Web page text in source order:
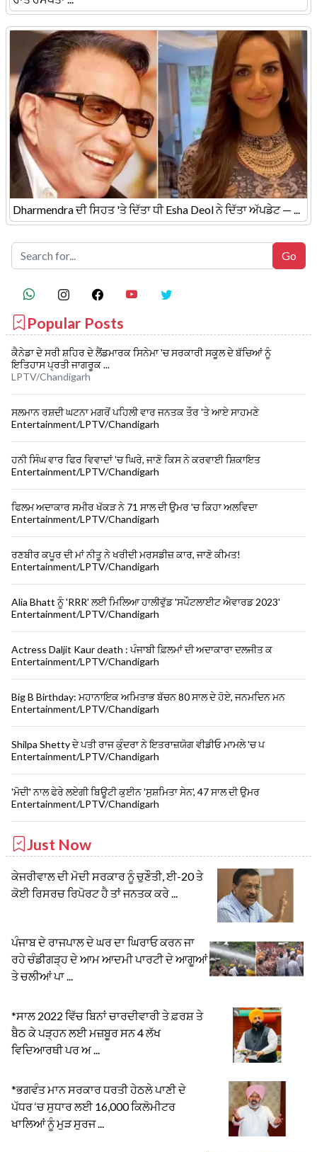
Dharmendra ਦੀ ਸਿਹਤ 'ਤੇ ਦਿੱਤਾ ਧੀ Esha Deol ਨੇ ਦਿੱਤਾ ਅੱਪਡੇਟ — ...
Popular Posts
ਕੈਨੇਡਾ ਦੇ ਸਰੀ ਸ਼ਹਿਰ ਦੇ ਲੈਂਡਮਾਰਕ ਸਿਨੇਮਾ 'ਚ ਸਰਕਾਰੀ ਸਕੂਲ ਦੇ ਬੱਚਿਆਂ ਨੂੰ
ਇਤਿਹਾਸ ਪ੍ਰਤੀ ਜਾਗਰੂਕ ...
LPTV/Chandigarh
ਸਲਮਾਨ ਰਸ਼ਦੀ ਘਟਨਾ ਮਗਰੋਂ ਪਹਿਲੀ ਵਾਰ ਜਨਤਕ ਤੌਰ 'ਤੇ ਆਏ ਸਾਹਮਣੇ
Entertainment/LPTV/Chandigarh
ਹਨੀ ਸਿੰਘ ਵਾਰ ਫਿਰ ਵਿਵਾਦਾਂ 'ਚ ਘਿਰੇ, ਜਾਣੋ ਕਿਸ ਨੇ ਕਰਵਾਈ ਸ਼ਿਕਾਇਤ
Entertainment/LPTV/Chandigarh
ਫਿਲਮ ਅਦਾਕਾਰ ਸਮੀਰ ਖੱਕੜ ਨੇ 71 ਸਾਲ ਦੀ ਉਮਰ 'ਚ ਕਿਹਾ ਅਲਵਿਦਾ
Entertainment/LPTV/Chandigarh
ਰਣਬੀਰ ਕਪੂਰ ਦੀ ਮਾਂ ਨੀਤੂ ਨੇ ਖਰੀਦੀ ਮਰਸਡੀਜ਼ ਕਾਰ, ਜਾਣੋ ਕੀਮਤ!
Entertainment/LPTV/Chandigarh
Alia Bhatt ਨੂੰ 'RRR' ਲਈ ਮਿਲਿਆ ਹਾਲੀਵੁੱਡ 'ਸਪੌਟਲਾਈਟ ਐਵਾਰਡ 2023'
Entertainment/LPTV/Chandigarh
Actress Daljit Kaur death : ਪੰਜਾਬੀ ਫ਼ਿਲਮਾਂ ਦੀ ਅਦਾਕਾਰਾ ਦਲਜੀਤ ਕ
Entertainment/LPTV/Chandigarh
Big B Birthday: ਮਹਾਨਾਇਕ ਅਮਿਤਾਭ ਬੱਚਨ 80 ਸਾਲ ਦੇ ਹੋਏ, ਜਨਮਦਿਨ ਮਨ
Entertainment/LPTV/Chandigarh
Shilpa Shetty ਦੇ ਪਤੀ ਰਾਜ ਕੁੰਦਰਾ ਨੇ ਇਤਰਾਜ਼ਯੋਗ ਵੀਡੀਓ ਮਾਮਲੇ 'ਚ ਪ
Entertainment/LPTV/Chandigarh
'ਮੋਦੀ' ਨਾਲ ਫੇਰੇ ਲਏਗੀ ਬਿਊਟੀ ਕੁਈਨ 'ਸੁਸ਼ਮਿਤਾ ਸੇਨ', 47 ਸਾਲ ਦੀ ਉਮਰ
Entertainment/LPTV/Chandigarh
Just Now
ਕੇਜਰੀਵਾਲ ਦੀ ਮੋਦੀ ਸਰਕਾਰ ਨੂੰ ਚੁਣੌਤੀ, ਈ-20 ਤੇ
ਕੋਈ ਰਿਸਰਚ ਰਿਪੋਰਟ ਹੈ ਤਾਂ ਜਨਤਕ ਕਰੇ ...
ਪੰਜਾਬ ਦੇ ਰਾਜਪਾਲ ਦੇ ਘਰ ਦਾ ਘਿਰਾਓ ਕਰਨ ਜਾ
ਰਹੇ ਚੰਡੀਗੜ੍ਹ ਦੇ ਆਮ ਆਦਮੀ ਪਾਰਟੀ ਦੇ ਆਗੂਆਂ
ਤੇ ਚਲੀਆਂ ਪਾ ...
*ਸਾਲ 2022 ਵਿੱਚ ਬਿਨਾਂ ਚਾਰਦੀਵਾਰੀ ਤੇ ਫ਼ਰਸ਼ ਤੇ
ਬੈਠ ਕੇ ਪੜ੍ਹਨ ਲਈ ਮਜ਼ਬੂਰ ਸਨ 4 ਲੱਖ
ਵਿਦਿਆਰਥੀ ਪਰ ਅ ...
*ਭਗਵੰਤ ਮਾਨ ਸਰਕਾਰ ਧਰਤੀ ਹੇਠਲੇ ਪਾਣੀ ਦੇ
ਪੱਧਰ ‘ਚ ਸੁਧਾਰ ਲਈ 16,000 ਕਿਲੋਮੀਟਰ
ਖਾਲਿਆਂ ਨੂੰ ਮੁੜ ਸੁਰਜ ...